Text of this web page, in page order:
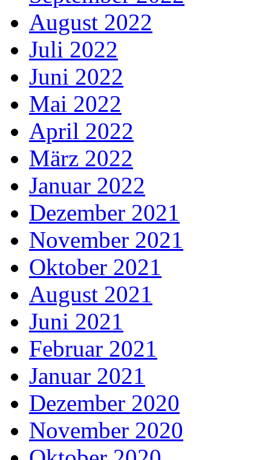
August 2022
Juli 2022
Juni 2022
Mai 2022
April 2022
März 2022
Januar 2022
Dezember 2021
November 2021
Oktober 2021
August 2021
Juni 2021
Februar 2021
Januar 2021
Dezember 2020
November 2020